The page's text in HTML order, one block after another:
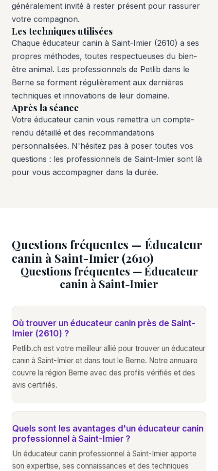
généralement invité à rester présent pour rassurer
votre compagnon.
Les techniques utilisées
Chaque éducateur canin à Saint-Imier (2610) a ses
propres méthodes, toutes respectueuses du bien-
être animal. Les professionnels de Petlib dans le
Berne se forment régulièrement aux dernières
techniques et innovations de leur domaine.
Après la séance
Votre éducateur canin vous remettra un compte-
rendu détaillé et des recommandations
personnalisées. N'hésitez pas à poser toutes vos
questions : les professionnels de Saint-Imier sont là
pour vous accompagner dans la durée.
Questions fréquentes — Éducateur
canin à Saint-Imier (2610)
Questions fréquentes — Éducateur
canin à Saint-Imier
Où trouver un éducateur canin près de Saint-
Imier (2610) ?
Petlib.ch est votre meilleur allié pour trouver un éducateur
canin à Saint-Imier et dans tout le Berne. Notre annuaire
couvre la région Berne avec des profils vérifiés et des
avis certifiés.
Quels sont les avantages d'un éducateur canin
professionnel à Saint-Imier ?
Un éducateur canin professionnel à Saint-Imier apporte
son expertise, ses connaissances et des techniques